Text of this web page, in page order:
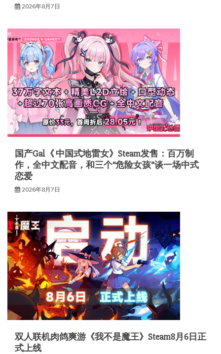
2026年8月7日
国产Gal《 中国式地雷女》Steam发售：百万制
作，全中文配音，和三个“危险女孩”谈一场中式
恋爱
2026年8月7日
双人联机肉鸽爽游《我不是魔王》Steam8月6日正
式上线